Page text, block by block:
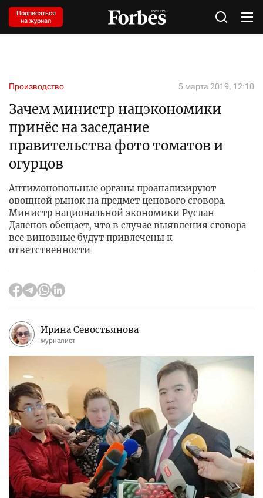
Подписаться
на журнал
Производство 5 марта 2019, 12:10
Зачем министр нацэкономики
принёс на заседание
правительства фото томатов и
огурцов
Антимонопольные органы проанализируют
овощной рынок на предмет ценового сговора.
Министр национальной экономики Руслан
Даленов обещает, что в случае выявления сговора
все виновные будут привлечены к
ответственности
Ирина Севостьянова
журналист